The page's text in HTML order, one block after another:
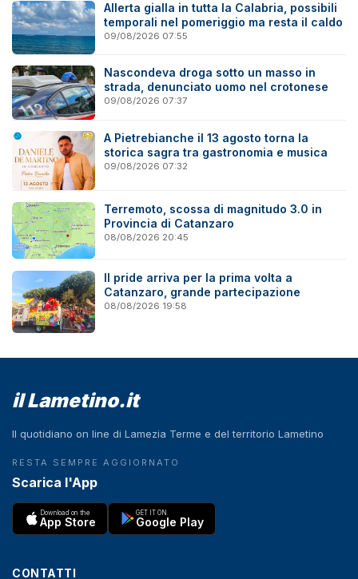
Allerta gialla in tutta la Calabria, possibili
temporali nel pomeriggio ma resta il caldo
09/08/2026 07:55
Nascondeva droga sotto un masso in
strada, denunciato uomo nel crotonese
09/08/2026 07:37
A Pietrebianche il 13 agosto torna la
storica sagra tra gastronomia e musica
09/08/2026 07:32
Terremoto, scossa di magnitudo 3.0 in
Provincia di Catanzaro
08/08/2026 20:45
Il pride arriva per la prima volta a
Catanzaro, grande partecipazione
08/08/2026 19:58
il Lametino.it
Il quotidiano on line di Lamezia Terme e del territorio Lametino
RESTA SEMPRE AGGIORNATO
Scarica l'App
Download on the
App Store
GET IT ON
Google Play
CONTATTI